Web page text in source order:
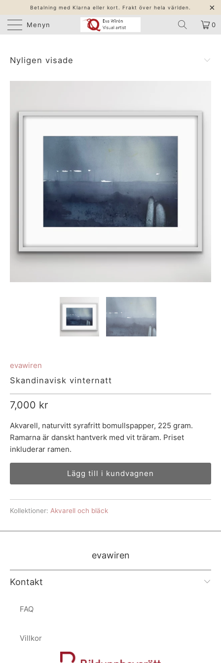
Betalning med Klarna eller kort. Frakt över hela världen.
Menyn 0
Nyligen visade
evawiren
Skandinavisk vinternatt
7,000 kr
Akvarell, naturvitt syrafritt bomullspapper, 225 gram.
Ramarna är danskt hantverk med vit träram. Priset
inkluderar ramen.
Lägg till i kundvagnen
Kollektioner: Akvarell och bläck
evawiren
Kontakt
FAQ
Villkor